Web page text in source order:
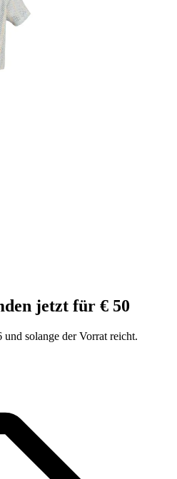
jetzt für € 50
solange der Vorrat reicht.